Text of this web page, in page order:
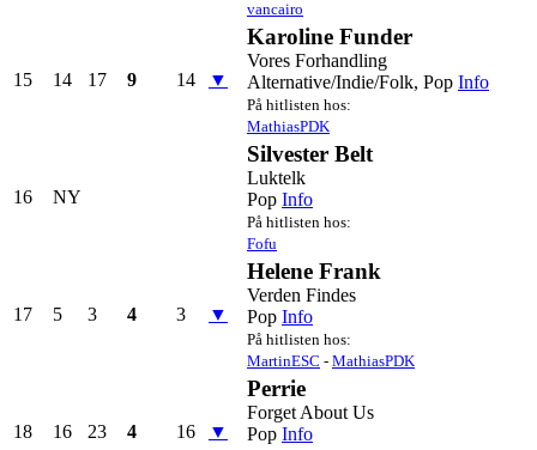
vancairo
15 14 17 9 14 ▼
Karoline Funder
Vores Forhandling
Alternative/Indie/Folk, Pop Info
På hitlisten hos:
MathiasPDK
16 NY
Silvester Belt
Luktelk
Pop Info
På hitlisten hos:
Fofu
17 5 3 4 3 ▼
Helene Frank
Verden Findes
Pop Info
På hitlisten hos:
MartinESC - MathiasPDK
18 16 23 4 16 ▼
Perrie
Forget About Us
Pop Info